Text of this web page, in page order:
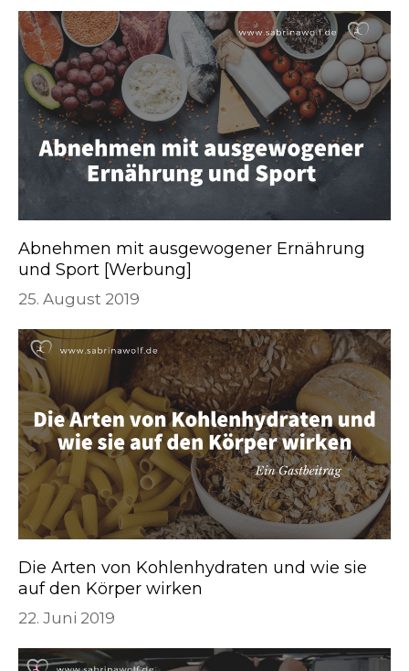
Abnehmen mit ausgewogener Ernährung
und Sport [Werbung]
25. August 2019
Die Arten von Kohlenhydraten und wie sie
auf den Körper wirken
22. Juni 2019